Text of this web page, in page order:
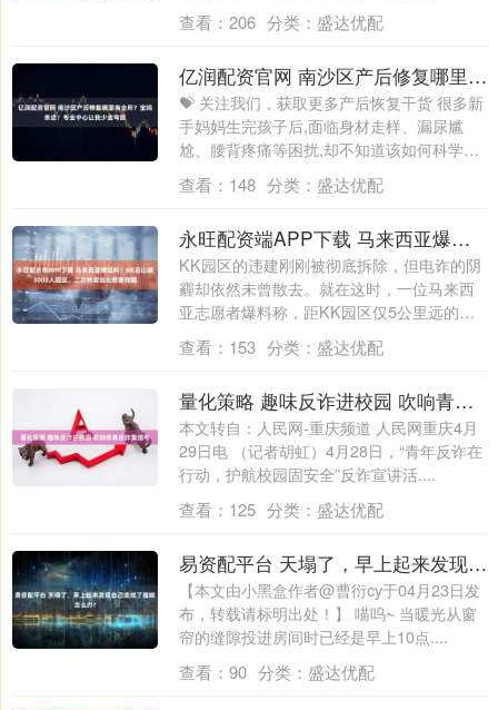
查看： 206 分类： 盛达优配
亿润配资官网 南沙区产后修复哪里有会所？宝妈亲述：专业中心让我少走弯路
💝 关注我们，获取更多产后恢复干货 很多新
手妈妈生完孩子后,面临身材走样、漏尿尴
尬、腰背疼痛等困扰,却不知道该如何科学
修....
查看： 148 分类： 盛达优配
永旺配资端APP下载 马来西亚爆猛料！KK后山藏3000人园区，二次转卖远比想象残酷
KK园区的违建刚刚被彻底拆除，但电诈的阴
霾却依然未曾散去。就在这时，一位马来西
亚志愿者爆料称，距KK园区仅5公里远的后
山....
查看： 153 分类： 盛达优配
量化策略 趣味反诈进校园 吹响青春反诈集结号
本文转自：人民网-重庆频道 人民网重庆4月
29日电 （记者胡虹）4月28日，“青年反诈在
行动，护航校园固安全”反诈宣讲活....
查看： 125 分类： 盛达优配
易资配平台 天塌了，早上起来发现自己变成了猫娘怎么办?
【本文由小黑盒作者@曹衍cy于04月23日发
布，转载请标明出处！】 喵呜~ 当暖光从窗
帘的缝隙投进房间时已经是早上10点....
查看： 90 分类： 盛达优配